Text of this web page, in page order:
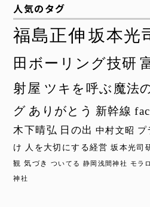
人気のタグ
福島正伸 坂本光
田ボーリング技研
射屋 ツキを呼ぶ魔法
グ ありがとう 新幹線
木下晴弘 日の出 中村文昭 プ
け
人を大切にする経営 坂本光司
観 気づき ついてる 静岡浅間神社 モラ
神社